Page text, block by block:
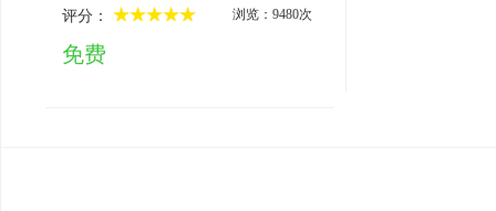
加兄弟节点，以便更好的内容分类。内容
Llite数据库中。具体内容大家阅读源码。
评分： 浏览：9480次
免费